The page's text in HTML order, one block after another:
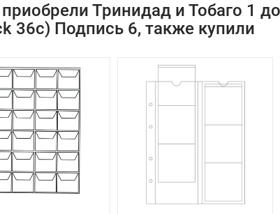
Тринидад и Тобаго 1
36c) Подпись 6, также купили